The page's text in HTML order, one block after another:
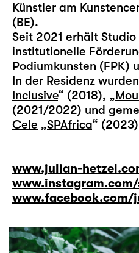
Künstler am
(BE).
Seit 2021 erhält
institutionelle
Podiumkunsten (FPK)
In der Residenz
Inclusive“ (2018), „
(2021/2022) und
Cele „SPAfrica“
www.julian-
www.facebook.com/